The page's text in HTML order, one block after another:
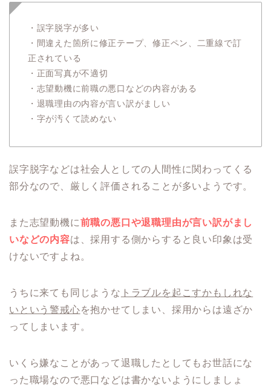
・誤字脱字が多い
・間違えた箇所に修正テープ、修正ペン、二重線で訂
正されている
・正面写真が不適切
・志望動機に前職の悪口などの内容がある
・退職理由の内容が言い訳がましい
・字が汚くて読めない
誤字脱字などは社会人としての人間性に関わってくる
部分なので、厳しく評価されることが多いようです。
また志望動機に前職の悪口や退職理由が言い訳がまし
いなどの内容は、採用する側からすると良い印象は受
けないですよね。
うちに来ても同じような トラブルを起こすかもしれな
いという警戒心を抱かせてしまい、採用からは遠ざか
ってしまいます。
いくら嫌なことがあって退職したとしてもお世話にな
った職場なので悪口などは書かないようにしましょ